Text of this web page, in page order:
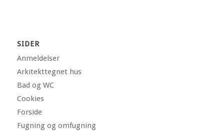
SIDER
Anmeldelser
Arkitekttegnet hus
Bad og WC
Cookies
Forside
Fugning og omfugning